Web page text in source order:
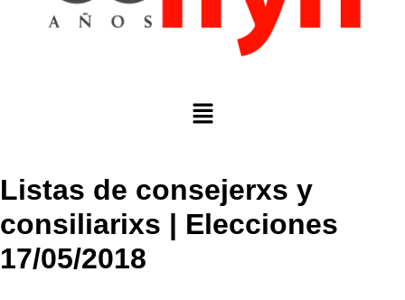
Listas de consejerxs y
consiliarixs | Elecciones
17/05/2018